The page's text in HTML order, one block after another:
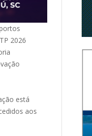
2026
está
aos